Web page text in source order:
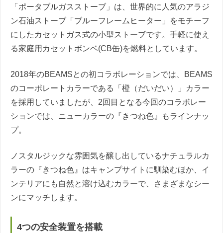
「ポータブルガスストーブ」は、世界的に人気のアラジ
ン石油ストーブ「ブルーフレームヒーター」をモチーフ
にしたカセットガス式の小型ストーブです。手軽に使え
る家庭用カセットボンベ(CB缶)を燃料としています。
2018年のBEAMSとの初コラボレーションでは、BEAMS
のコーポレートカラーである「橙（だいだい）」カラー
を採用していましたが、2回目となる今回のコラボレー
ションでは、ニューカラーの『きつね色』もラインナッ
プ。
ノスタルジックな雰囲気を醸し出しているナチュラルカ
ラーの『きつね色』はキャンプサイトに馴染むほか、イ
ンテリアにも自然と溶け込むカラーで、さまざまなシー
ンにマッチします。
4つの安全装置を搭載